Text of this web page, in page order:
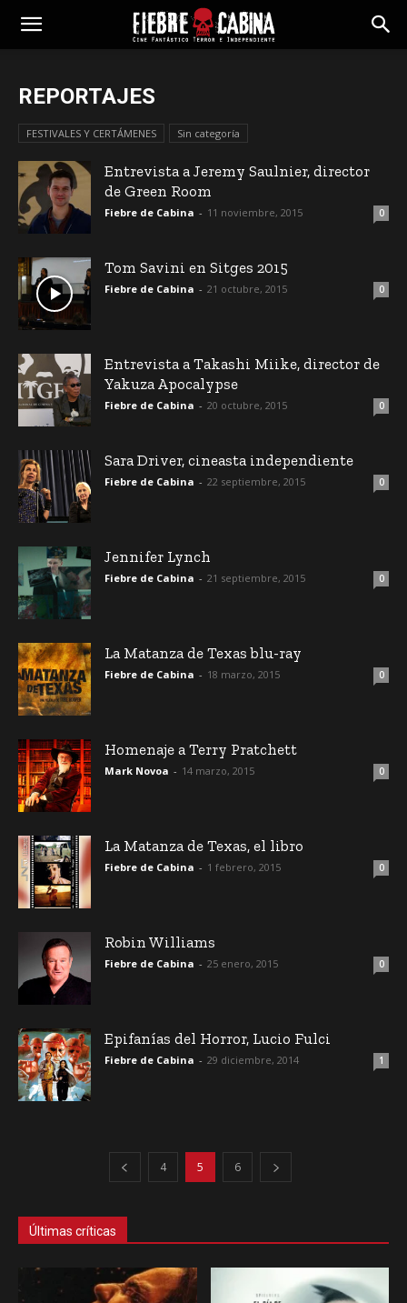
REPORTAJES
FESTIVALES Y CERTÁMENES Sin categoría
Entrevista a Jeremy Saulnier, director
de Green Room
Fiebre de Cabina - 11 noviembre, 2015 0
Tom Savini en Sitges 2015
Fiebre de Cabina - 21 octubre, 2015 0
Entrevista a Takashi Miike, director de
Yakuza Apocalypse
Fiebre de Cabina - 20 octubre, 2015 0
Sara Driver, cineasta independiente
Fiebre de Cabina - 22 septiembre, 2015 0
Jennifer Lynch
Fiebre de Cabina - 21 septiembre, 2015 0
La Matanza de Texas blu-ray
Fiebre de Cabina - 18 marzo, 2015 0
Homenaje a Terry Pratchett
Mark Novoa - 14 marzo, 2015 0
La Matanza de Texas, el libro
Fiebre de Cabina - 1 febrero, 2015 0
Robin Williams
Fiebre de Cabina - 25 enero, 2015 0
Epifanías del Horror, Lucio Fulci
Fiebre de Cabina - 29 diciembre, 2014 1
4 5 6
Últimas críticas